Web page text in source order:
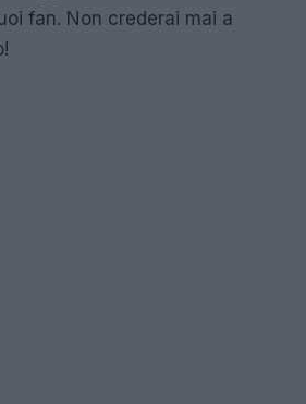
fan. Non crederai mai a